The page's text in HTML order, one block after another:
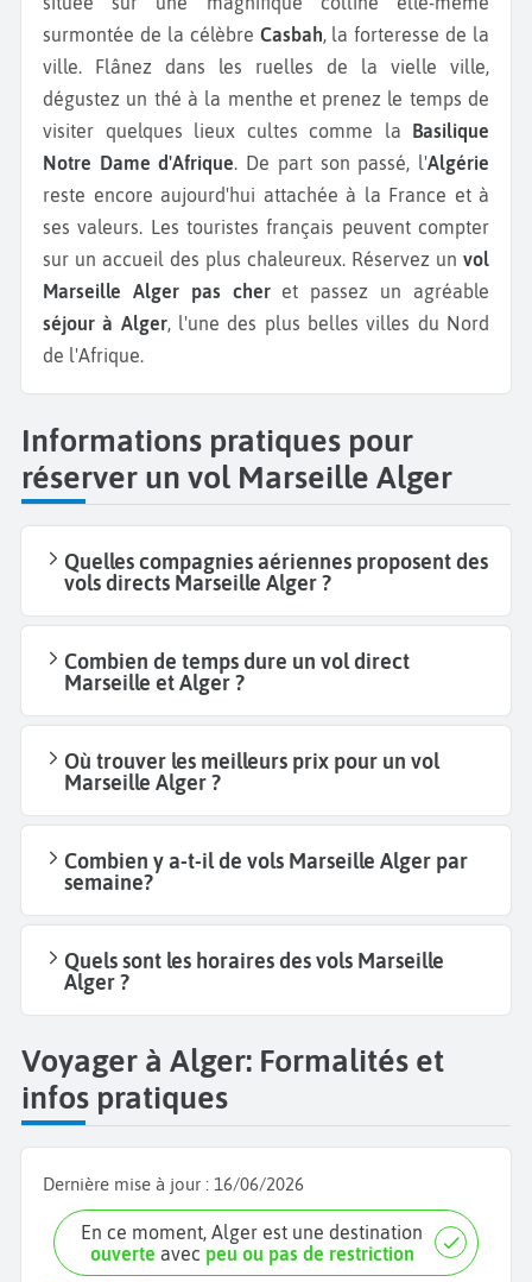
surmontée de la célèbre Casbah, la forteresse de la
ville. Flânez dans les ruelles de la vielle ville,
dégustez un thé à la menthe et prenez le temps de
visiter quelques lieux cultes comme la
Basilique
Notre Dame d'Afrique. De part son passé, l'Algérie
reste encore aujourd'hui attachée à la France et à
ses valeurs. Les touristes français peuvent compter
sur un accueil des plus chaleureux. Réservez un vol
Marseille Alger pas cheret passez un agréable
séjour à Alger, l'une des plus belles villes du Nord
de l'Afrique.
Informations pratiques pour
réserver un vol Marseille Alger
Quelles compagnies aériennes proposent des
vols directs Marseille Alger ?
Combien de temps dure un vol direct
Marseille et Alger ?
Où trouver les meilleurs prix pour un vol
Marseille Alger ?
Combien y a-t-il de vols Marseille Alger par
semaine?
Quels sont les horaires des vols Marseille
Alger ?
Voyager à Alger: Formalités et
infos pratiques
Dernière mise à jour : 16/06/2026
En ce moment, Alger est une destination
ouverte avec peu ou pas de restriction